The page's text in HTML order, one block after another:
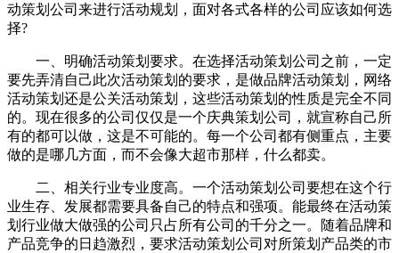
动策划公司来进行活动规划，面对各式各样的公司应该如何选
择?
一、明确活动策划要求。在选择活动策划公司之前，一定
要先弄清自己此次活动策划的要求，是做品牌活动策划，网络
活动策划还是公关活动策划，这些活动策划的性质是完全不同
的。现在很多的公司仅仅是一个庆典策划公司，就宣称自己所
有的都可以做，这是不可能的。每一个公司都有侧重点，主要
做的是哪几方面，而不会像大超市那样，什么都卖。
二、相关行业专业度高。一个活动策划公司要想在这个行
业生存、发展都需要具备自己的特点和强项。能最终在活动策
划行业做大做强的公司只占所有公司的千分之一。随着品牌和
产品竞争的日趋激烈，要求活动策划公司对所策划产品类的市